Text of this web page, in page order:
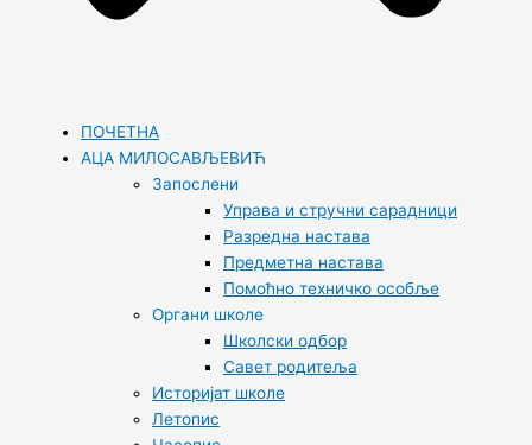
ПОЧЕТНА
АЦА МИЛОСАВЉЕВИЋ
Запослени
Управа и стручни сарадници
Разредна настава
Предметна настава
Помоћно техничко особље
Органи школе
Школски одбор
Савет родитеља
Историјат школе
Летопис